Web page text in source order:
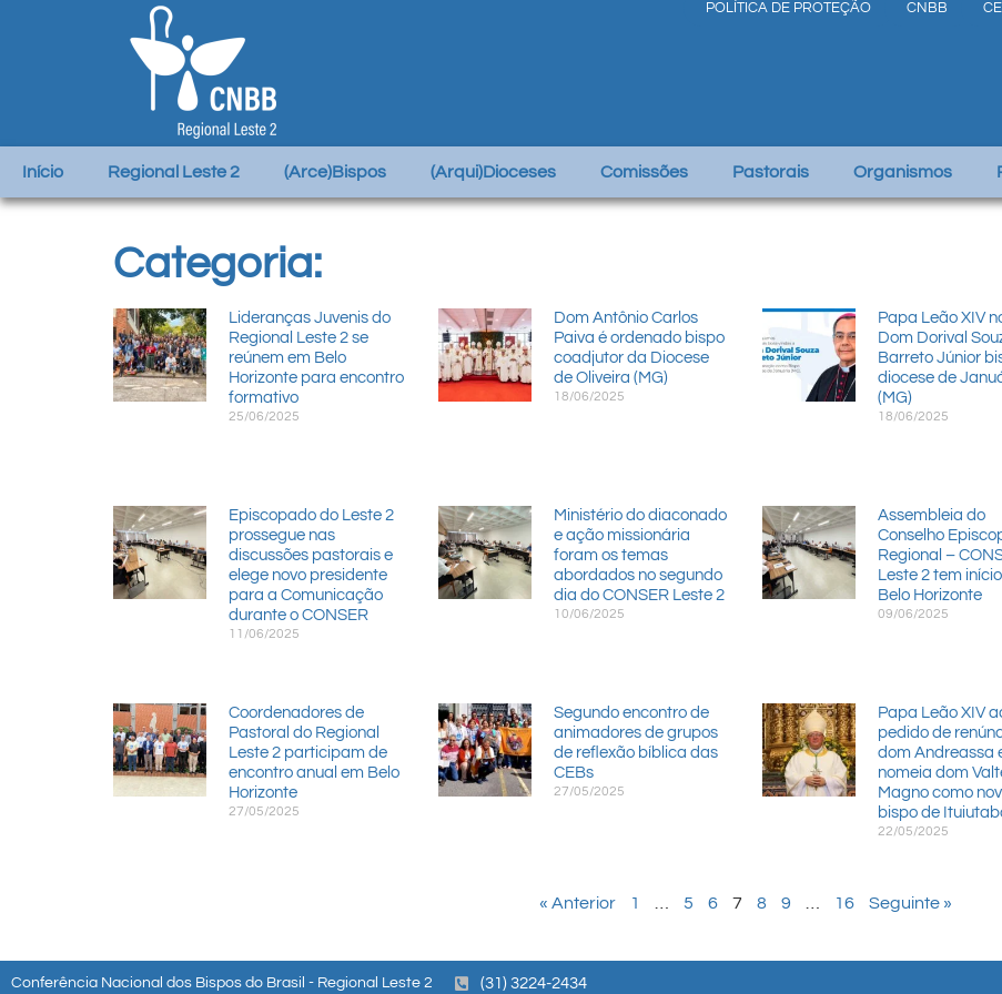
POLÍTICA DE PROTEÇÃO CNBB
Início Regional Leste 2 (Arce)Bispos (Arqui)Dioceses Comissões Pastorais Organismos
Categoria:
Lideranças Juvenis do
Regional Leste 2 se
reúnem em Belo
Horizonte para encontro
formativo
25/06/2025
Dom Antônio Carlos
Paiva é ordenado bispo
coadjutor da Diocese
de Oliveira (MG)
18/06/2025
Papa Leão XIV
Dom Dorival
Barreto Júnior
diocese de
(MG)
18/06/2025
Episcopado do Leste 2
prossegue nas
discussões pastorais e
elege novo presidente
para a Comunicação
durante o CONSER
11/06/2025
Ministério do diaconado
e ação missionária
foram os temas
abordados no segundo
dia do CONSER Leste 2
10/06/2025
Assembleia do
Conselho
Regional –
Leste 2 tem
Belo Horizonte
09/06/2025
Coordenadores de
Pastoral do Regional
Leste 2 participam de
encontro anual em Belo
Horizonte
27/05/2025
Segundo encontro de
animadores de grupos
de reflexão bíblica das
CEBs
27/05/2025
Papa Leão XIV
pedido de
dom Andreassa
nomeia dom
Magno como
bispo de
22/05/2025
« Anterior 1 5 6 7 8 9 16 Seguinte »
Conferência Nacional dos Bispos do Brasil - Regional Leste 2 (31) 3224-2434